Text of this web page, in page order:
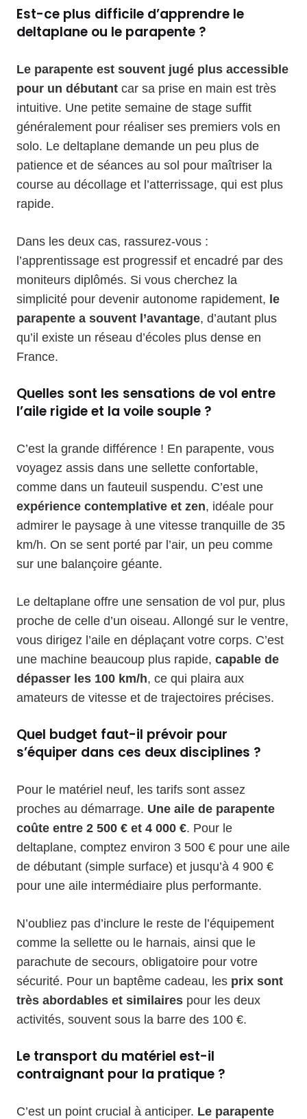
Est-ce plus difficile d’apprendre le
deltaplane ou le parapente ?
Le parapente est souvent jugé plus accessible
pour un débutant car sa prise en main est très
intuitive. Une petite semaine de stage suffit
généralement pour réaliser ses premiers vols en
solo. Le deltaplane demande un peu plus de
patience et de séances au sol pour maîtriser la
course au décollage et l’atterrissage, qui est plus
rapide.
Dans les deux cas, rassurez-vous :
l’apprentissage est progressif et encadré par des
moniteurs diplômés. Si vous cherchez la
simplicité pour devenir autonome rapidement, le
parapente a souvent l’avantage, d’autant plus
qu’il existe un réseau d’écoles plus dense en
France.
Quelles sont les sensations de vol entre
l’aile rigide et la voile souple ?
C’est la grande différence ! En parapente, vous
voyagez assis dans une sellette confortable,
comme dans un fauteuil suspendu. C’est une
expérience contemplative et zen, idéale pour
admirer le paysage à une vitesse tranquille de 35
km/h. On se sent porté par l’air, un peu comme
sur une balançoire géante.
Le deltaplane offre une sensation de vol pur, plus
proche de celle d’un oiseau. Allongé sur le ventre,
vous dirigez l’aile en déplaçant votre corps. C’est
une machine beaucoup plus rapide, capable de
dépasser les 100 km/h, ce qui plaira aux
amateurs de vitesse et de trajectoires précises.
Quel budget faut-il prévoir pour
s’équiper dans ces deux disciplines ?
Pour le matériel neuf, les tarifs sont assez
proches au démarrage. Une aile de parapente
coûte entre 2 500 € et 4 000 €. Pour le
deltaplane, comptez environ 3 500 € pour une aile
de débutant (simple surface) et jusqu’à 4 900 €
pour une aile intermédiaire plus performante.
N’oubliez pas d’inclure le reste de l’équipement
comme la sellette ou le harnais, ainsi que le
parachute de secours, obligatoire pour votre
sécurité. Pour un baptême cadeau, les prix sont
très abordables et similaires pour les deux
activités, souvent sous la barre des 100 €.
Le transport du matériel est-il
contraignant pour la pratique ?
C’est un point crucial à anticiper. Le parapente